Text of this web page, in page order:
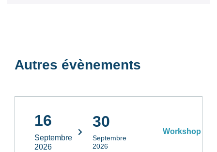
Autres évènements
16
Septembre
2026
30
Septembre
2026
Workshop